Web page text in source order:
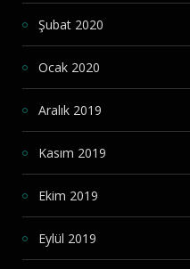
Şubat 2020
Ocak 2020
Aralık 2019
Kasım 2019
Ekim 2019
Eylül 2019